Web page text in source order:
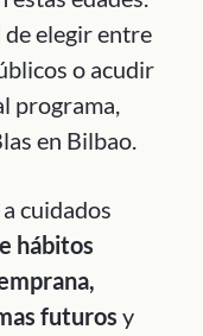
elegir entre
o acudir
programa,
en Bilbao.
cuidados
hábitos
futuros y